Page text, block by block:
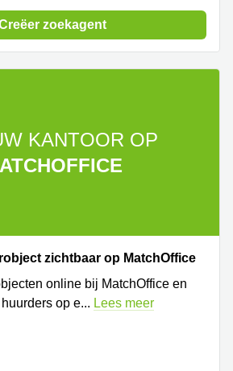
zoekagent
KANTOOR OP
zichtbaar op MatchOffice
online bij MatchOffice en
op e... Lees meer